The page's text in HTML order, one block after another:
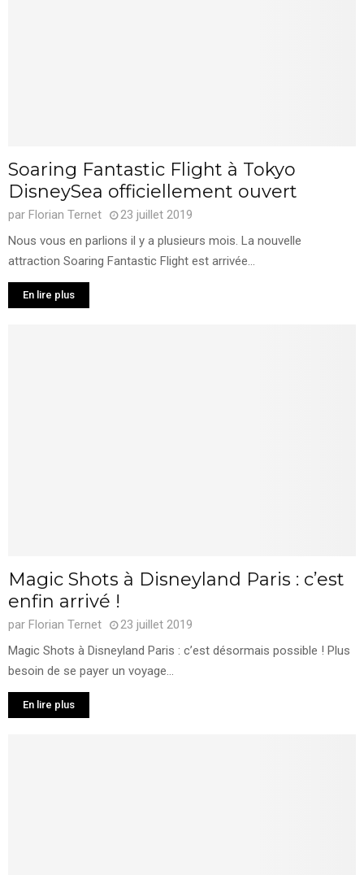
Soaring Fantastic Flight à Tokyo
DisneySea officiellement ouvert
par Florian Ternet
23 juillet 2019
Nous vous en parlions il y a plusieurs mois. La nouvelle
attraction Soaring Fantastic Flight est arrivée...
En lire plus
Magic Shots à Disneyland Paris : c’est
enfin arrivé !
par Florian Ternet
23 juillet 2019
Magic Shots à Disneyland Paris : c’est désormais possible ! Plus
besoin de se payer un voyage...
En lire plus